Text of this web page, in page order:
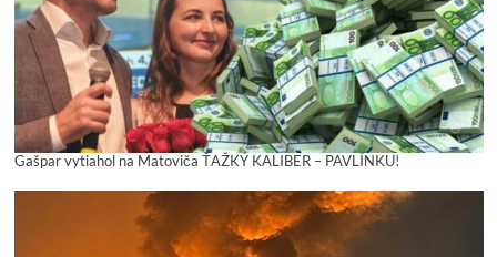
Gašpar vytiahol na Matoviča ŤAŽKÝ KALIBER – PAVLÍNKU!